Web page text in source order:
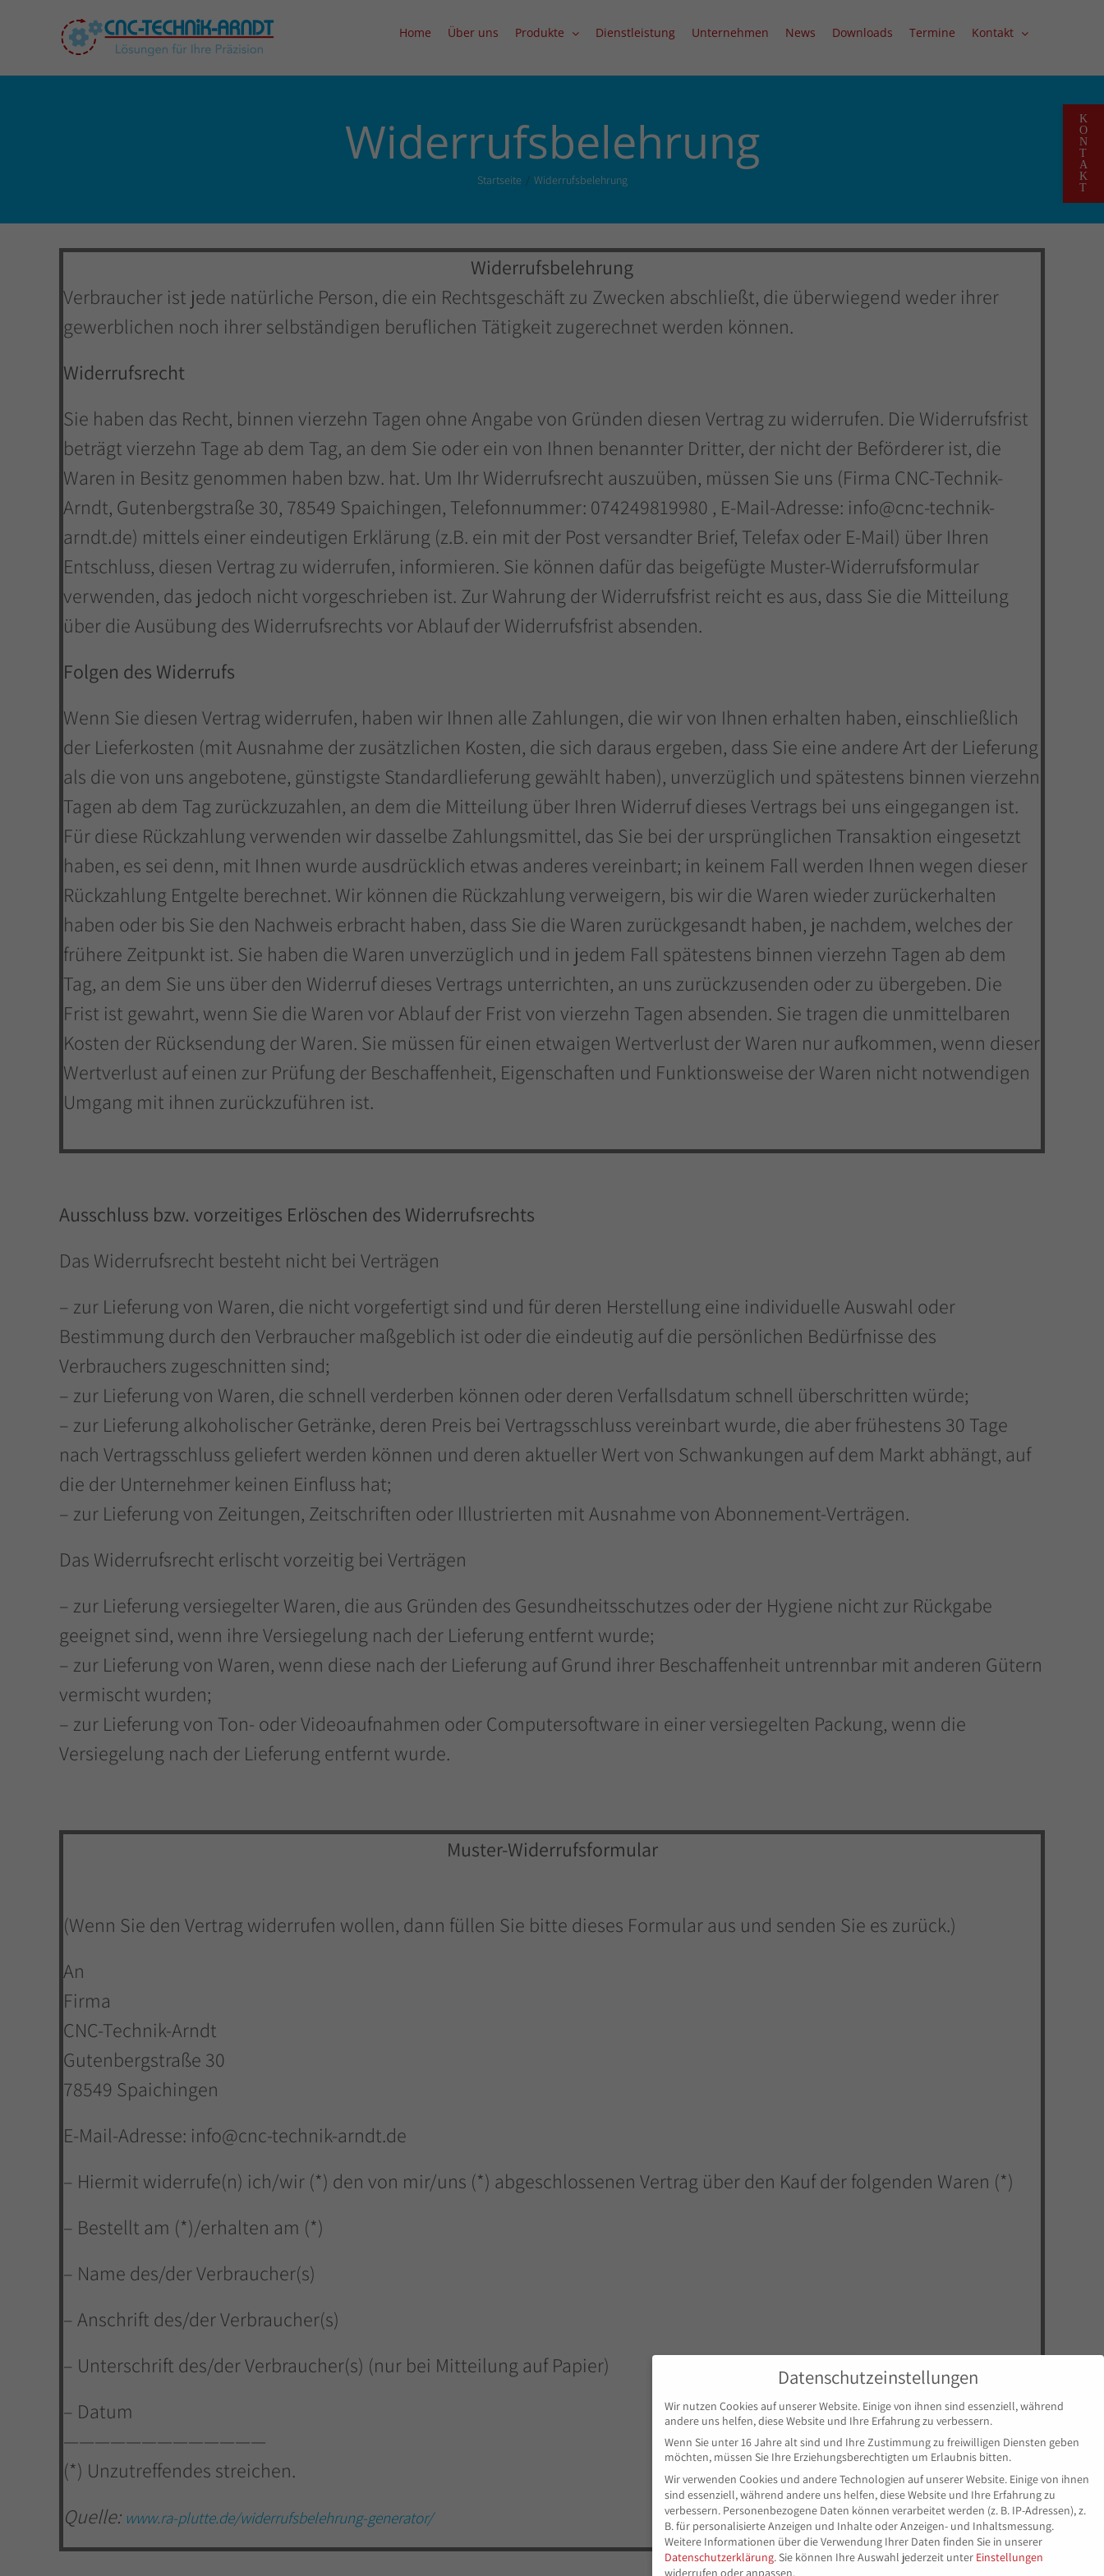
Home Über uns Produkte Dienstleistung Unternehmen News Downloads Termine Kontakt
Widerrufsbelehrung
Startseite Widerrufsbelehrung
Widerrufsbelehrung
Verbraucher ist jede natürliche Person, die ein Rechtsgeschäft zu Zwecken abschließt, die überwiegend weder ihrer
gewerblichen noch ihrer selbständigen beruflichen Tätigkeit zugerechnet werden können.
Widerrufsrecht
Sie haben das Recht, binnen vierzehn Tagen ohne Angabe von Gründen diesen Vertrag zu widerrufen. Die Widerrufsfrist
beträgt vierzehn Tage ab dem Tag, an dem Sie oder ein von Ihnen benannter Dritter, der nicht der Beförderer ist, die
Waren in Besitz genommen haben bzw. hat. Um Ihr Widerrufsrecht auszuüben, müssen Sie uns (Firma CNC-Technik-
Arndt, Gutenbergstraße 30, 78549 Spaichingen, Telefonnummer: 074249819980 , E-Mail-Adresse: info@cnc-technik-
arndt.de) mittels einer eindeutigen Erklärung (z.B. ein mit der Post versandter Brief, Telefax oder E-Mail) über Ihren
Entschluss, diesen Vertrag zu widerrufen, informieren. Sie können dafür das beigefügte Muster-Widerrufsformular
verwenden, das jedoch nicht vorgeschrieben ist. Zur Wahrung der Widerrufsfrist reicht es aus, dass Sie die Mitteilung
über die Ausübung des Widerrufsrechts vor Ablauf der Widerrufsfrist absenden.
Folgen des Widerrufs
Wenn Sie diesen Vertrag widerrufen, haben wir Ihnen alle Zahlungen, die wir von Ihnen erhalten haben, einschließlich
der Lieferkosten (mit Ausnahme der zusätzlichen Kosten, die sich daraus ergeben, dass Sie eine andere Art der Lieferung
als die von uns angebotene, günstigste Standardlieferung gewählt haben), unverzüglich und spätestens binnen vierzehn
Tagen ab dem Tag zurückzuzahlen, an dem die Mitteilung über Ihren Widerruf dieses Vertrags bei uns eingegangen ist.
Für diese Rückzahlung verwenden wir dasselbe Zahlungsmittel, das Sie bei der ursprünglichen Transaktion eingesetzt
haben, es sei denn, mit Ihnen wurde ausdrücklich etwas anderes vereinbart; in keinem Fall werden Ihnen wegen dieser
Rückzahlung Entgelte berechnet. Wir können die Rückzahlung verweigern, bis wir die Waren wieder zurückerhalten
haben oder bis Sie den Nachweis erbracht haben, dass Sie die Waren zurückgesandt haben, je nachdem, welches der
frühere Zeitpunkt ist. Sie haben die Waren unverzüglich und in jedem Fall spätestens binnen vierzehn Tagen ab dem
Tag, an dem Sie uns über den Widerruf dieses Vertrags unterrichten, an uns zurückzusenden oder zu übergeben. Die
Frist ist gewahrt, wenn Sie die Waren vor Ablauf der Frist von vierzehn Tagen absenden. Sie tragen die unmittelbaren
Kosten der Rücksendung der Waren. Sie müssen für einen etwaigen Wertverlust der Waren nur aufkommen, wenn dieser
Wertverlust auf einen zur Prüfung der Beschaffenheit, Eigenschaften und Funktionsweise der Waren nicht notwendigen
Umgang mit ihnen zurückzuführen ist.
Ausschluss bzw. vorzeitiges Erlöschen des Widerrufsrechts
Das Widerrufsrecht besteht nicht bei Verträgen
– zur Lieferung von Waren, die nicht vorgefertigt sind und für deren Herstellung eine individuelle Auswahl oder
Bestimmung durch den Verbraucher maßgeblich ist oder die eindeutig auf die persönlichen Bedürfnisse des
Verbrauchers zugeschnitten sind;
– zur Lieferung von Waren, die schnell verderben können oder deren Verfallsdatum schnell überschritten würde;
– zur Lieferung alkoholischer Getränke, deren Preis bei Vertragsschluss vereinbart wurde, die aber frühestens 30 Tage
nach Vertragsschluss geliefert werden können und deren aktueller Wert von Schwankungen auf dem Markt abhängt, auf
die der Unternehmer keinen Einfluss hat;
– zur Lieferung von Zeitungen, Zeitschriften oder Illustrierten mit Ausnahme von Abonnement-Verträgen.
Das Widerrufsrecht erlischt vorzeitig bei Verträgen
– zur Lieferung versiegelter Waren, die aus Gründen des Gesundheitsschutzes oder der Hygiene nicht zur Rückgabe
geeignet sind, wenn ihre Versiegelung nach der Lieferung entfernt wurde;
– zur Lieferung von Waren, wenn diese nach der Lieferung auf Grund ihrer Beschaffenheit untrennbar mit anderen Gütern
vermischt wurden;
– zur Lieferung von Ton- oder Videoaufnahmen oder Computersoftware in einer versiegelten Packung, wenn die
Versiegelung nach der Lieferung entfernt wurde.
Muster-Widerrufsformular
(Wenn Sie den Vertrag widerrufen wollen, dann füllen Sie bitte dieses Formular aus und senden Sie es zurück.)
An
Firma
CNC-Technik-Arndt
Gutenbergstraße 30
78549 Spaichingen
E-Mail-Adresse: info@cnc-technik-arndt.de
– Hiermit widerrufe(n) ich/wir (*) den von mir/uns (*) abgeschlossenen Vertrag über den Kauf der folgenden Waren (*)
– Bestellt am (*)/erhalten am (*)
– Name des/der Verbraucher(s)
– Anschrift des/der Verbraucher(s)
– Unterschrift des/der Verbraucher(s) (nur bei Mitteilung auf Papier)
– Datum
—————————————
(*) Unzutreffendes streichen.
Quelle: www.ra-plutte.de/widerrufsbelehrung-generator/
Toggle
Sliding
Bar
Area
Datenschutzeinstellungen
Wir nutzen Cookies auf unserer Website. Einige von ihnen sind essenziell, während
andere uns helfen, diese Website und Ihre Erfahrung zu verbessern.
Wenn Sie unter 16 Jahre alt sind und Ihre Zustimmung zu freiwilligen Diensten geben
möchten, müssen Sie Ihre Erziehungsberechtigten um Erlaubnis bitten.
Wir verwenden Cookies und andere Technologien auf unserer Website. Einige von ihnen
sind essenziell, während andere uns helfen, diese Website und Ihre Erfahrung zu
verbessern. Personenbezogene Daten können verarbeitet werden (z. B. IP-Adressen), z.
B. für personalisierte Anzeigen und Inhalte oder Anzeigen- und Inhaltsmessung.
Weitere Informationen über die Verwendung Ihrer Daten finden Sie in unserer
Datenschutzerklärung. Sie können Ihre Auswahl jederzeit unter Einstellungen
widerrufen oder anpassen.